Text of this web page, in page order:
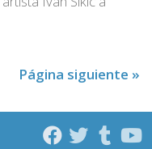
Página siguiente »